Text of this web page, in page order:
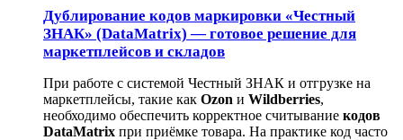
Дублирование кодов маркировки «Честный
ЗНАК» (DataMatrix) — готовое решение для
маркетплейсов и складов
При работе с системой Честный ЗНАК и отгрузке на
маркетплейсы, такие как Ozon и Wildberries,
необходимо обеспечить корректное считывание кодов
DataMatrix при приёмке товара. На практике код часто